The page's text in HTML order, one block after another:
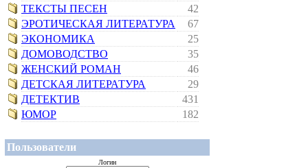
ТЕКСТЫ ПЕСЕН
42
ЭРОТИЧЕСКАЯ ЛИТЕРАТУРА
67
ЭКОНОМИКА
25
ДОМОВОДСТВО
35
ЖЕНСКИЙ РОМАН
46
ДЕТСКАЯ ЛИТЕРАТУРА
29
ДЕТЕКТИВ
431
ЮМОР
182
Пользователи
Логин